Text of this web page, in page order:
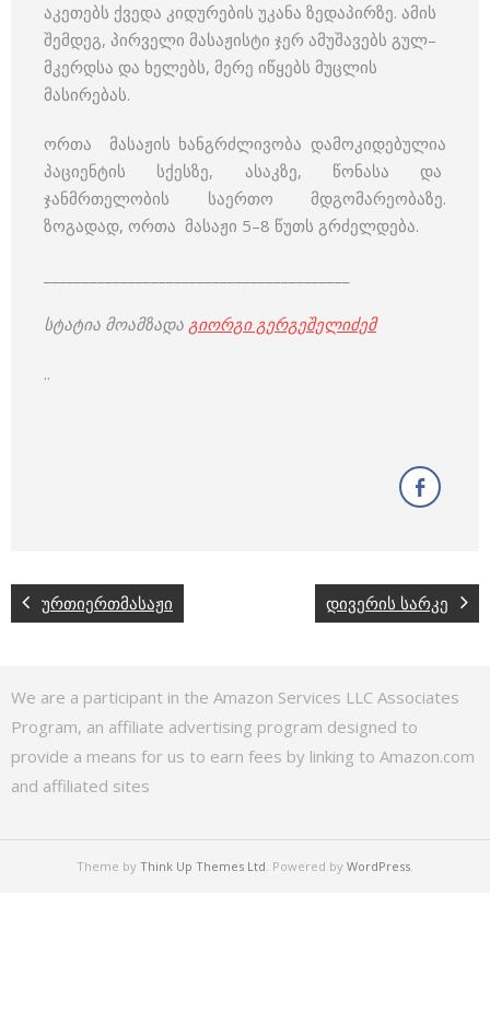
აკეთებს ქვედა კიდურების უკანა ზედაპირზე. ამის
შემდეგ, პირველი მასაჟისტი ჯერ ამუშავებს გულ–
მკერდსა და ხელებს, მერე იწყებს მუცლის
მასირებას.
ორთა მასაჟის ხანგრძლივობა დამოკიდებულია
პაციენტის სქესზე, ასაკზე, წონასა და
ჯანმრთელობის საერთო მდგომარეობაზე.
ზოგადად, ორთა მასაჟი 5–8 წუთს გრძელდება.
სტატია მოამზადა გიორგი გერგეშელიძემ
..
ურთიერთმასაჟი დივერის სარკე
We are a participant in the Amazon Services LLC Associates
Program, an affiliate advertising program designed to
provide a means for us to earn fees by linking to Amazon.com
and affiliated sites
Theme by Think Up Themes Ltd. Powered by WordPress.